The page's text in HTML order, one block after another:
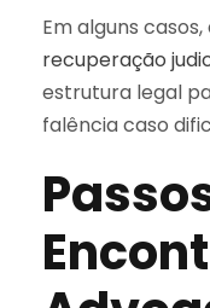
Em alguns
recuperação
estrutura legal
falência caso